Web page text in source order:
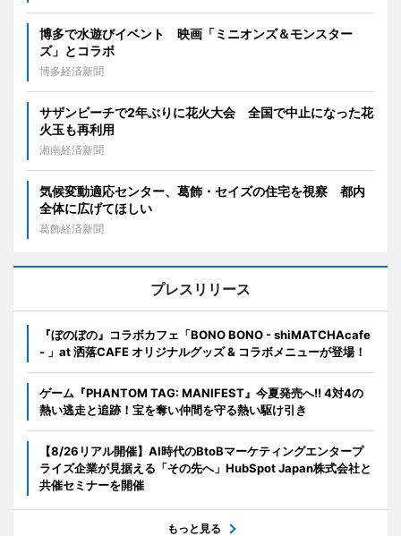
博多で水遊びイベント 映画「ミニオンズ＆モンスター
ズ」とコラボ
博多経済新聞
サザンビーチで2年ぶりに花火大会 全国で中止になった花
火玉も再利用
湘南経済新聞
気候変動適応センター、葛飾・セイズの住宅を視察 都内
全体に広げてほしい
葛飾経済新聞
プレスリリース
『ぼのぼの』コラボカフェ「BONO BONO - shiMATCHAcafe
- 」at 洒落CAFE オリジナルグッズ & コラボメニューが登場！
ゲーム『PHANTOM TAG: MANIFEST』今夏発売へ!! 4対4の
熱い逃走と追跡！宝を奪い仲間を守る熱い駆け引き
【8/26リアル開催】AI時代のBtoBマーケティングエンタープ
ライズ企業が見据える「その先へ」HubSpot Japan株式会社と
共催セミナーを開催
もっと見る